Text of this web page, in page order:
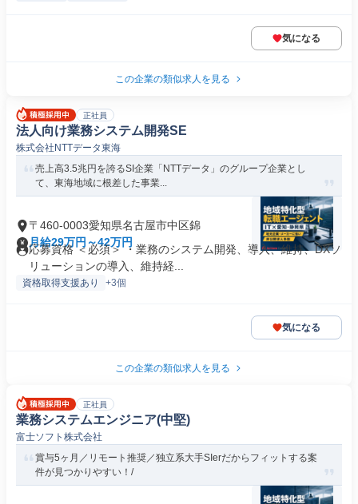
気になる
この企業の類似求人を見る
正社員
法人向け業務システム開発SE
株式会社NTTデータ東海
売上高3.5兆円を誇るSI企業「NTTデータ」のグループ企業とし
て、東海地域に根差した事業...
〒460-0003愛知県名古屋市中区錦
月給29万円～42万円
応募資格 ＜必須＞ ・業務のシステム開発、導入、維持、DXソ
リューションの導入、維持経...
資格取得支援あり +3個
気になる
この企業の類似求人を見る
正社員
業務システムエンジニア(中堅)
富士ソフト株式会社
賞与5ヶ月／リモート推奨／独立系大手SIerだからフィットする案
件が見つかりやすい！/